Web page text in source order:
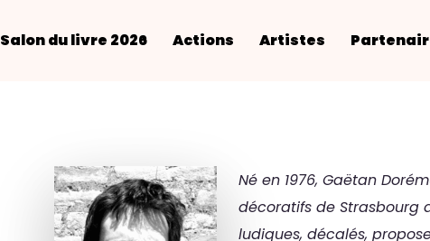
Salon du livre 2026 Actions Artistes
Né en 1976, Gaëtan
décoratifs de Strasbourg
ludiques, décalés,